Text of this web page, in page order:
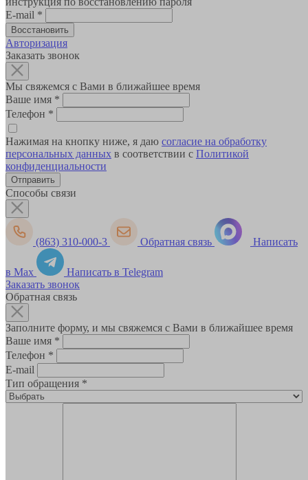
E-mail *
Авторизация
Заказать звонок
Мы свяжемся с Вами в ближайшее время
Ваше имя *
Телефон *
Нажимая на кнопку ниже, я даю согласие на обработку
персональных данных в соответствии с Политикой
конфиденциальности
Способы связи
(863) 310-000-3 Обратная связь Написать
в Max
Написать в Telegram
Заказать звонок
Обратная связь
Заполните форму, и мы свяжемся с Вами в ближайшее время
Ваше имя *
Телефон *
E-mail
Тип обращения *